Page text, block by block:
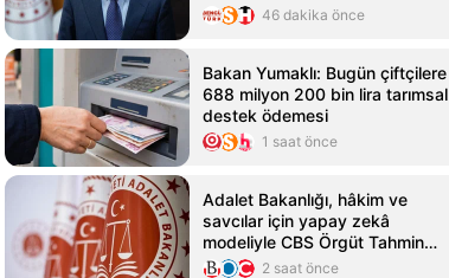
46 dakika önce
Bakan Yumaklı: Bugün çiftçilere
688 milyon 200 bin lira tarımsal
destek ödemesi
1 saat önce
Adalet Bakanlığı, hâkim ve
savcılar için yapay zekâ
modeliyle CBS Örgüt Tahmin
Projesi'ni duyurdu
2 saat önce